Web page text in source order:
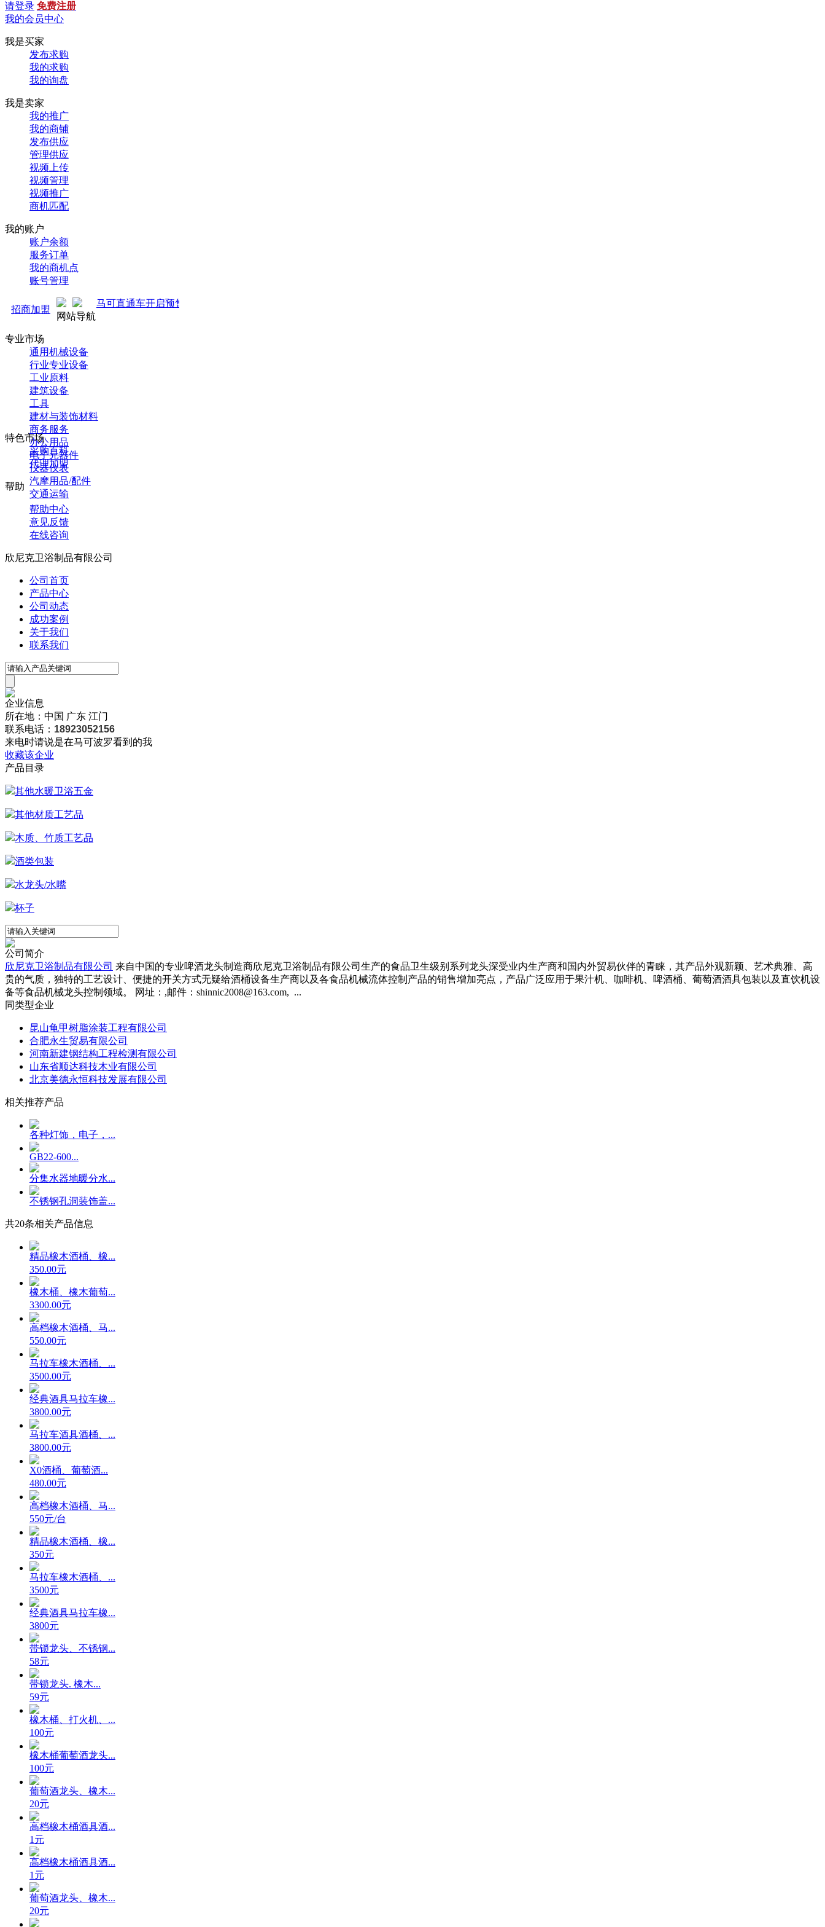
请登录 免费注册
我的会员中心
我是买家
发布求购
我的求购
我的询盘
我是卖家
我的推广
我的商铺
发布供应
管理供应
视频上传
视频管理
视频推广
商机匹配
我的账户
账户余额
服务订单
我的商机点
账号管理
招商加盟
马可直通车开启预售！全新推广 强势来袭！火热招商中... 先到先得 ！
网站导航
专业市场
通用机械设备
行业专业设备
工业原料
建筑设备
工具
建材与装饰材料
商务服务
办公用品
电子元器件
仪器仪表
汽摩用品/配件
交通运输
特色市场
采购百科
代理加盟
帮助
帮助中心
意见反馈
在线咨询
欣尼克卫浴制品有限公司
公司首页
产品中心
公司动态
成功案例
关于我们
联系我们
企业信息
所在地：中国 广东 江门
联系电话： 18923052156
来电时请说是在马可波罗看到的我
收藏该企业
产品目录
其他水暖卫浴五金
其他材质工艺品
木质、竹质工艺品
酒类包装
水龙头/水嘴
杯子
公司简介
欣尼克卫浴制品有限公司 来自中国的专业啤酒龙头制造商欣尼克卫浴制品有限公司生产的食品卫生级别系列龙头深受业内生产商和国内外贸易伙伴的青睐，其产品外观新颖、艺术典雅、高
贵的气质，独特的工艺设计、便捷的开关方式无疑给酒桶设备生产商以及各食品机械流体控制产品的销售增加亮点，产品广泛应用于果汁机、咖啡机、啤酒桶、葡萄酒酒具包装以及直饮机设
备等食品机械龙头控制领域。 网址：,邮件：shinnic2008@163.com, ...
同类型企业
昆山龟甲树脂涂装工程有限公司
合肥永生贸易有限公司
河南新建钢结构工程检测有限公司
山东省顺达科技木业有限公司
北京美德永恒科技发展有限公司
相关推荐产品
各种灯饰，电子，...
GB22-600...
分集水器地暖分水...
不锈钢孔洞装饰盖...
共20条相关产品信息
精品橡木酒桶、橡...
350.00元
橡木桶、橡木葡萄...
3300.00元
高档橡木酒桶、马...
550.00元
马拉车橡木酒桶、...
3500.00元
经典酒具马拉车橡...
3800.00元
马拉车酒具酒桶、...
3800.00元
X0酒桶、葡萄酒...
480.00元
高档橡木酒桶、马...
550元/台
精品橡木酒桶、橡...
350元
马拉车橡木酒桶、...
3500元
经典酒具马拉车橡...
3800元
带锁龙头、不锈钢...
58元
带锁龙头. 橡木...
59元
橡木桶、打火机、...
100元
橡木桶葡萄酒龙头...
100元
葡萄酒龙头、橡木...
20元
高档橡木桶酒具酒...
1元
高档橡木桶酒具酒...
1元
葡萄酒龙头、橡木...
20元